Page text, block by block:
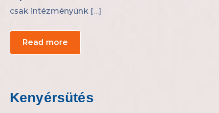
csak intézményünk […]
Read more
Kenyérsütés